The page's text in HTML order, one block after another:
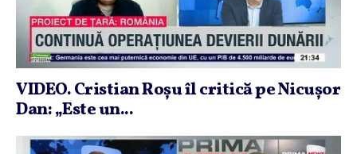
VIDEO. Cristian Roşu îl critică pe Nicuşor
Dan: „Este un...